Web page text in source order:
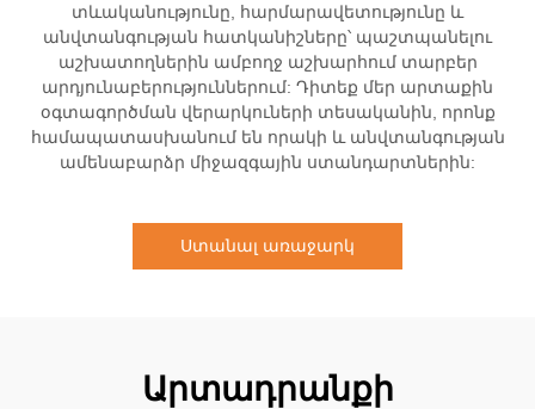
տևականությունը, հարմարավետությունը և
անվտանգության հատկանիշները՝ պաշտպանելու
աշխատողներին ամբողջ աշխարհում տարբեր
արդյունաբերություններում: Դիտեք մեր արտաքին
օգտագործման վերարկուների տեսականին, որոնք
համապատասխանում են որակի և անվտանգության
ամենաբարձր միջազգային ստանդարտներին:
Ստանալ առաջարկ
Արտադրանքի